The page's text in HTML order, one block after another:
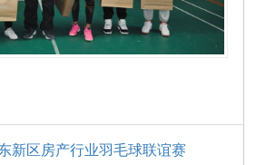
新区房产行业羽毛球联谊赛